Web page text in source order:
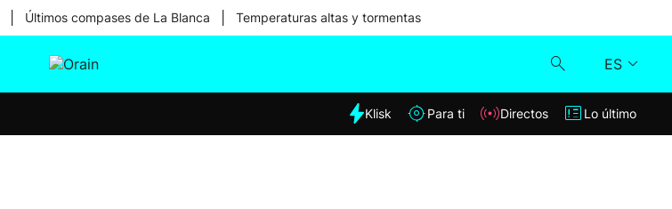
Últimos compases de La Blanca Temperaturas altas y tormentas
ES
Klisk
Klisk Para ti Directos Lo último